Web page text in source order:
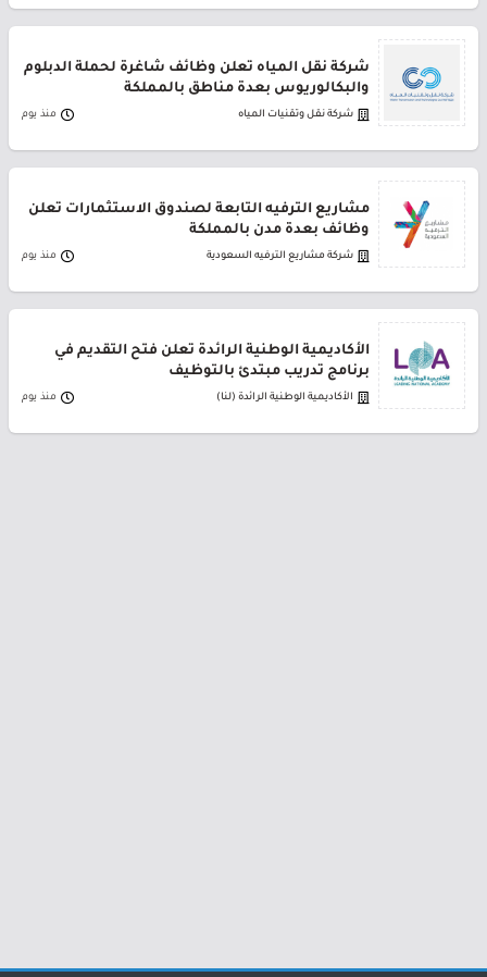
شركة نقل المياه تعلن وظائف شاغرة لحملة الدبلوم
والبكالوريوس بعدة مناطق بالمملكة
شركة نقل وتقنيات المياه منذ يوم
مشاريع الترفيه التابعة لصندوق الاستثمارات تعلن
وظائف بعدة مدن بالمملكة
شركة مشاريع الترفيه السعودية منذ يوم
الأكاديمية الوطنية الرائدة تعلن فتح التقديم في
برنامج تدريب مبتدئ بالتوظيف
الأكاديمية الوطنية الرائدة (لنا) منذ يوم